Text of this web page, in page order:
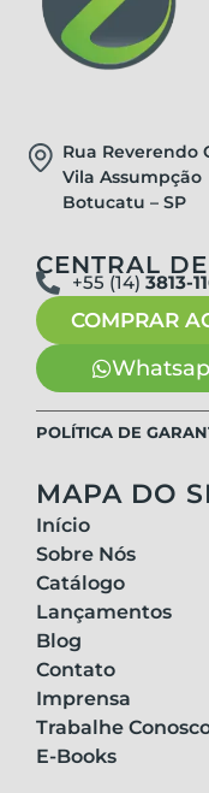
Rua Reverendo
Vila Assumpção
Botucatu – SP
CENTRAL
+55 (14) 3813-
COMPRAR
POLÍTICA DE
MAPA DO
Início
Sobre Nós
Catálogo
Lançamentos
Blog
Contato
Imprensa
Trabalhe
E-Books